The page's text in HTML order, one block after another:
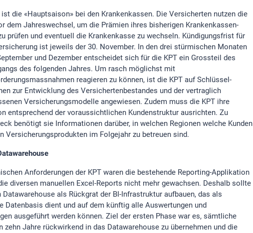
die «Hauptsaison» bei den Krankenkassen. Die Versicherten nutzen die
dem Jahreswechsel, um die Prämien ihres bisherigen Krankenkassen-
prüfen und eventuell die Krankenkasse zu wechseln. Kündigungsfrist für
ist jeweils der 30. November. In den drei stürmischen Monaten
und Dezember entscheidet sich für die KPT ein Grossteil des
des folgenden Jahres. Um rasch möglichst mit
reagieren zu können, ist die KPT auf Schlüssel-
zur Entwicklung des Versichertenbestandes und der vertraglich
Versicherungsmodelle angewiesen. Zudem muss die KPT ihre
entsprechend der voraussichtlichen Kundenstruktur ausrichten. Zu
benötigt sie Informationen darüber, in welchen Regionen welche Kunden
Versicherungsprodukten im Folgejahr zu betreuen sind.
Anforderungen der KPT waren die bestehende Reporting-Applikation
diversen manuellen Excel-Reports nicht mehr gewachsen. Deshalb sollte
Datawarehouse als Rückgrat der BI-Infrastruktur aufbauen, das als
Datenbasis dient und auf dem künftig alle Auswertungen und
ausgeführt werden können. Ziel der ersten Phase war es, sämtliche
zehn Jahre rückwirkend in das Datawarehouse zu übernehmen und die